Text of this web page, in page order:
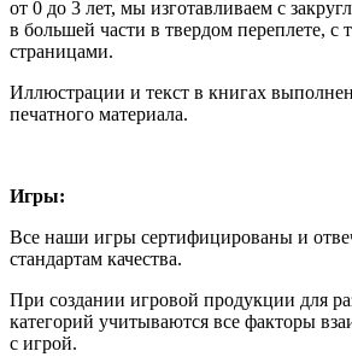
от 0 до 3 лет, мы изготавливаем с
в большей части в твердом переплете, с
страницами.
Иллюстрации и текст в книгах
печатного материала.
Игры:
Все наши игры сертифицированы и
стандартам качества.
При создании игровой продукции для
категорий учитываются все факторы
с игрой.